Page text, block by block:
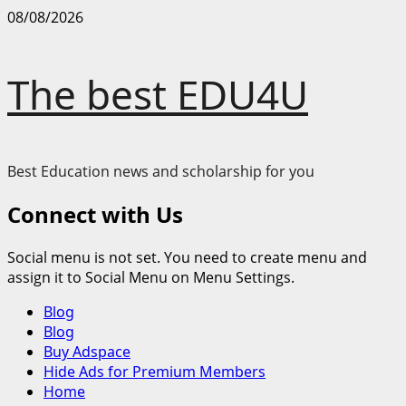
Skip
08/08/2026
The best EDU4U
Best Education news and scholarship for you
Connect with Us
Social menu is not set. You need to create menu and
assign it to Social Menu on Menu Settings.
Primary
Menu
Blog
Blog
Buy Adspace
Hide Ads for Premium Members
Home